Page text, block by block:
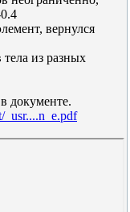
вернулся
тела из разных
документе.